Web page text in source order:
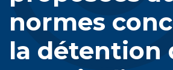
normes
la détention